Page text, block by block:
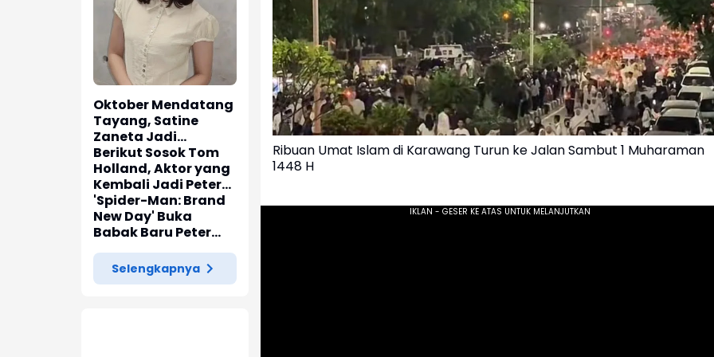
Oktober Mendatang
Tayang, Satine
Zaneta Jadi
Pemeran Utama Film
Siti Si Vampir
Berikut Sosok Tom
Holland, Aktor yang
Kembali Jadi Peter
Parker di 'Spider-
Man: Brand New Day'
'Spider-Man: Brand
New Day' Buka
Babak Baru Peter
Parker di Marvel
Cinematic Universe
Selengkapnya
Ribuan Umat Islam di Karawang Turun ke Jalan Sambut 1 Muharaman
1448 H